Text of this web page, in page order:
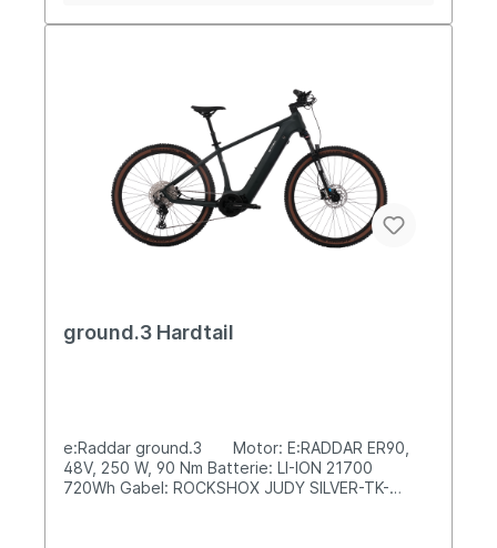
ground.3 Hardtail
e:Raddar ground.3 Motor: E:RADDAR ER90,
48V, 250 W, 90 Nm Batterie: LI-ION 21700
720Wh Gabel: ROCKSHOX JUDY SILVER-TK-